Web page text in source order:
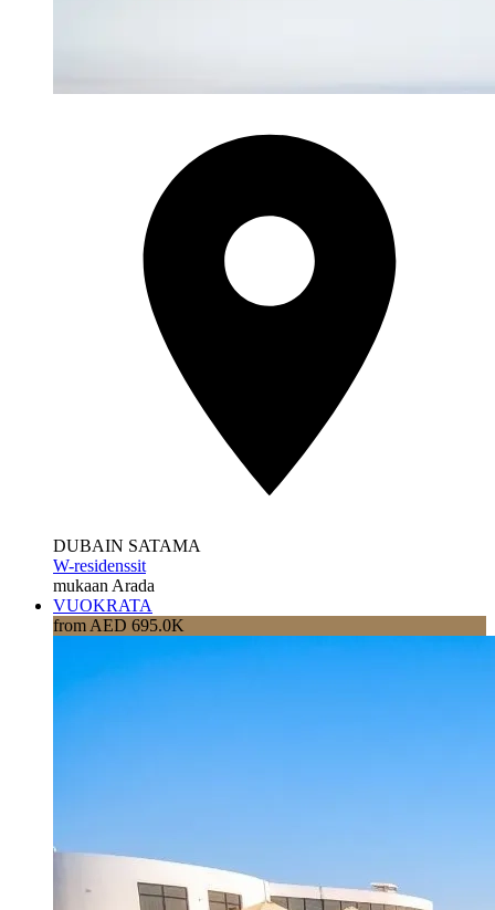
DUBAIN SATAMA
W-residenssit
mukaan Arada
VUOKRATA
from AED 695.0K